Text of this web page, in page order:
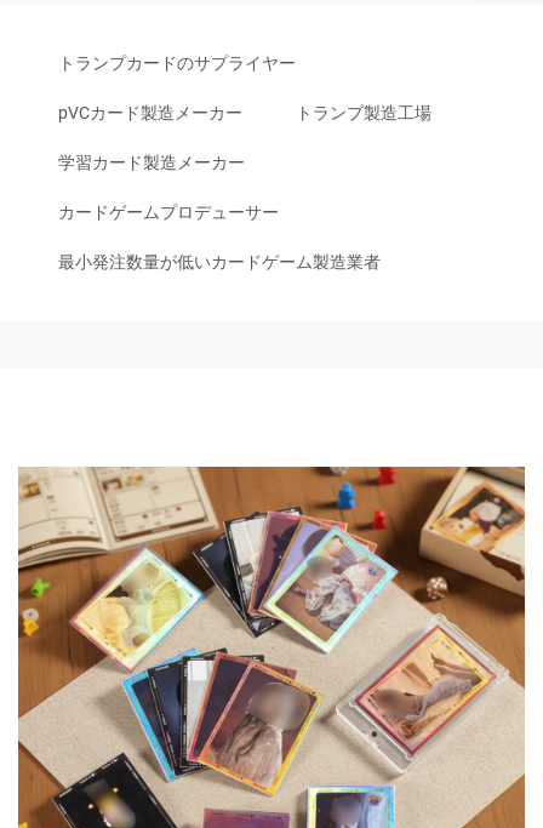
トランプカードのサプライヤー
pVCカード製造メーカー トランプ製造工場
学習カード製造メーカー
カードゲームプロデューサー
最小発注数量が低いカードゲーム製造業者